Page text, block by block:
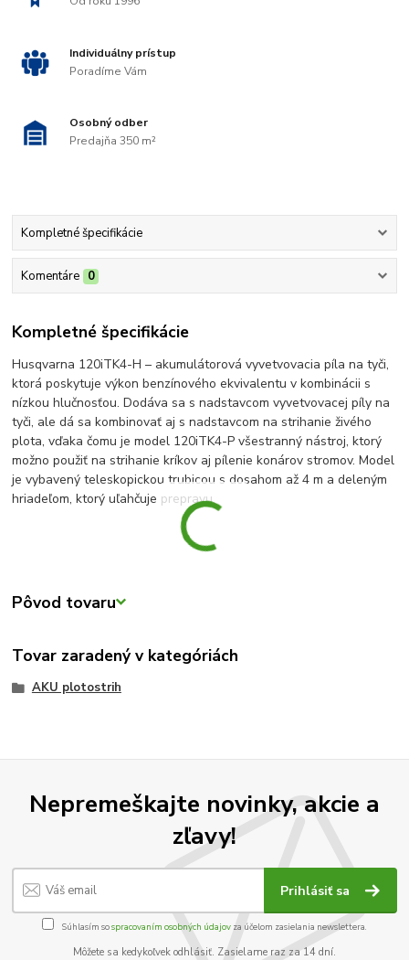
Individuálny prístup
Poradíme Vám
Osobný odber
Predajňa 350 m²
Kompletné špecifikácie
Komentáre 0
Kompletné špecifikácie
Husqvarna 120iTK4-H – akumulátorová vyvetvovacia píla na tyči,
ktorá poskytuje výkon benzínového ekvivalentu v kombinácii s
nízkou hlučnosťou. Dodáva sa s nadstavcom vyvetvovacej píly na
tyči, ale dá sa kombinovať aj s nadstavcom na strihanie živého
plota, vďaka čomu je model 120iTK4-P všestranný nástroj, ktorý
možno použiť na strihanie kríkov aj pílenie konárov stromov. Model
je vybavený teleskopickou trubicou s dosahom až 4 m a deleným
hriadeľom, ktorý uľahčuje prepravu.
Pôvod tovaru
Tovar zaradený v kategóriách
AKU plotostrih
Nepremeškajte novinky, akcie a
zľavy!
Prihlásiť sa
Súhlasím sospracovaním osobných údajov za účelom zasielania newslettera.
Môžete sa kedykoľvek odhlásiť. Zasielame raz za 14 dní.